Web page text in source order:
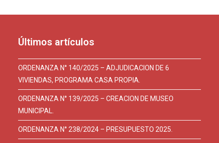
Últimos artículos
ORDENANZA N° 140/2025 – ADJUDICACION DE 6
VIVIENDAS, PROGRAMA CASA PROPIA.
ORDENANZA N° 139/2025 – CREACION DE MUSEO
MUNICIPAL.
ORDENANZA N° 238/2024 – PRESUPUESTO 2025.